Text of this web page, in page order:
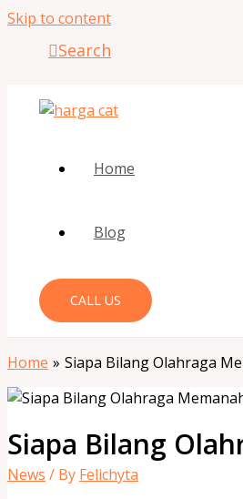
Skip to content
Search
Home
Blog
CALL US
Home Siapa Bilang Olahraga
Siapa Bilang
News / By Felichyta